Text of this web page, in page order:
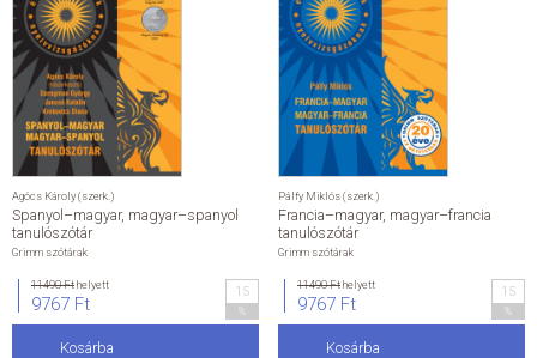
Agócs Károly (szerk.)
Spanyol–magyar, magyar–spanyol
tanulószótár
Grimm szótárak
11490 Fthelyett
9767 Ft
15
Kosárba
Pálfy Miklós (szerk.)
Francia–magyar, magyar–francia
tanulószótár
Grimm szótárak
11490 Fthelyett
9767 Ft
15
Kosárba